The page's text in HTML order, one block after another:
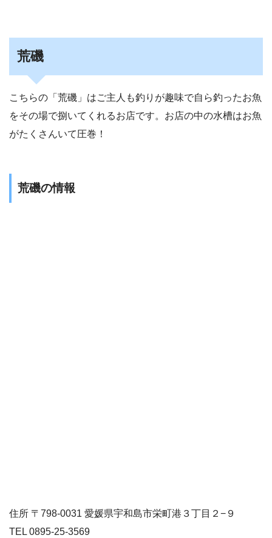
荒磯
こちらの「荒磯」はご主人も釣りが趣味で自ら釣ったお魚
をその場で捌いてくれるお店です。お店の中の水槽はお魚
がたくさんいて圧巻！
荒磯の情報
住所 〒798-0031 愛媛県宇和島市栄町港３丁目２−９
TEL 0895-25-3569